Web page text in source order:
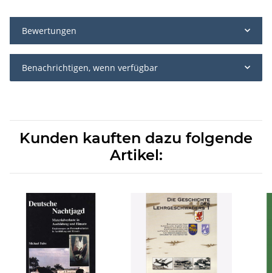
Bewertungen
Benachrichtigen, wenn verfügbar
Kunden kauften dazu folgende
Artikel: